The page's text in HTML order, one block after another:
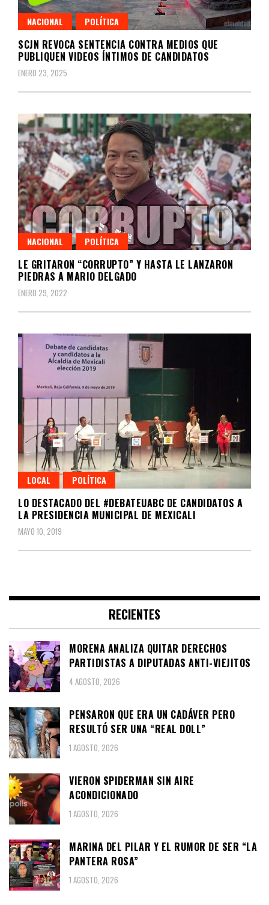
NACIONAL POLÍTICA
SCJN REVOCA SENTENCIA CONTRA MEDIOS QUE
PUBLIQUEN VIDEOS ÍNTIMOS DE CANDIDATOS
ENERO 23, 2025
NACIONAL POLÍTICA
LE GRITARON “CORRUPTO” Y HASTA LE LANZARON
PIEDRAS A MARIO DELGADO
ENERO 29, 2022
LOCAL POLÍTICA
LO DESTACADO DEL #DEBATEUABC DE CANDIDATOS A
LA PRESIDENCIA MUNICIPAL DE MEXICALI
MAYO 10, 2019
RECIENTES
MORENA ANALIZA QUITAR DERECHOS
PARTIDISTAS A DIPUTADAS ANTI-VIEJITOS
4 AGOSTO, 2026
PENSARON QUE ERA UN CADÁVER PERO
RESULTÓ SER UNA “REAL DOLL”
1 AGOSTO, 2026
VIERON SPIDERMAN SIN AIRE
ACONDICIONADO
1 AGOSTO, 2026
MARINA DEL PILAR Y EL RUMOR DE SER “LA
PANTERA ROSA”
1 AGOSTO, 2026